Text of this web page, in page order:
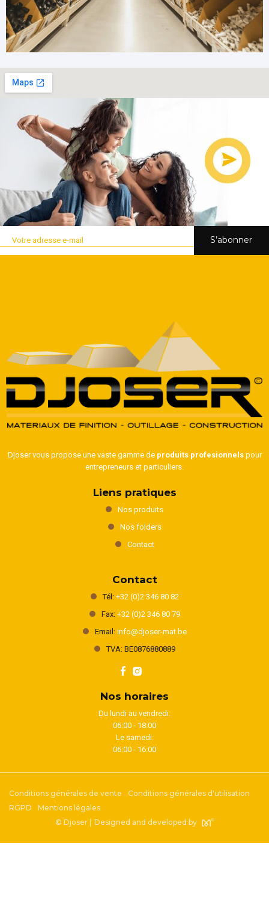
S’abonner
Djoser vous propose une vaste gamme de produits profesionnelspour
entrepreneurs et particuliers.
Liens pratiques
Nos produits
Nos folders
Contact
Contact
Tél: +32 (0)2 346 80 82
Fax: +32 (0)2 346 80 79
Email: info@djoser-mat.be
TVA: BE0876880889
Nos horaires
Du lundi au vendredi:
06:00 - 18:00
Le samedi:
06:00 - 16:00
Conditions générales de vente
Conditions générales d'utilisation
RGPD
Mentions légales
© Djoser | Designed and developed by